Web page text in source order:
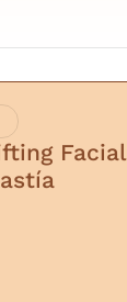
Facial